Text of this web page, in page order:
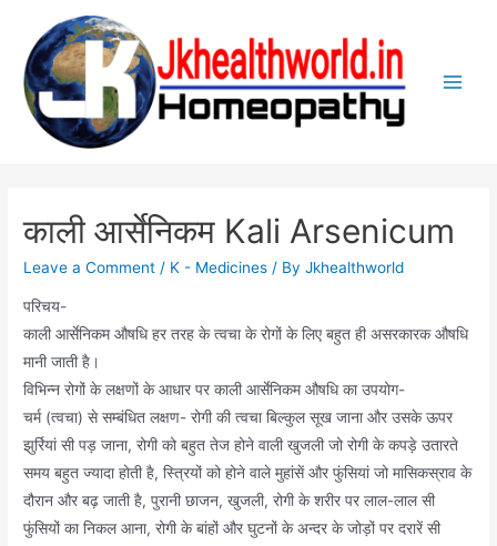
content
काली आर्सेनिकम Kali Arsenicum
Leave a Comment / K - Medicines / ByJkhealthworld
परिचय-
काली आर्सेनिकम औषधि हर तरह के त्वचा के रोगों के लिए बहुत ही असरकारक औषधि
मानी जाती है।
विभिन्न रोगों के लक्षणों के आधार पर काली आर्सेनिकम औषधि का उपयोग-
चर्म (त्वचा) से सम्बंधित लक्षण- रोगी की त्वचा बिल्कुल सूख जाना और उसके ऊपर
झुर्रियां सी पड़ जाना, रोगी को बहुत तेज होने वाली खुजली जो रोगी के कपड़े उतारते
समय बहुत ज्यादा होती है, स्त्रियों को होने वाले मुहांसें और फुंसियां जो मासिकस्राव के
दौरान और बढ़ जाती है, पुरानी छाजन, खुजली, रोगी के शरीर पर लाल-लाल सी
फुंसियों का निकल आना, रोगी के बांहों और घुटनों के अन्दर के जोड़ों पर दरारें सी